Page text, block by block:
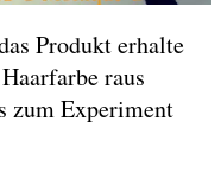
Produkt erhalte
raus
zum Experiment